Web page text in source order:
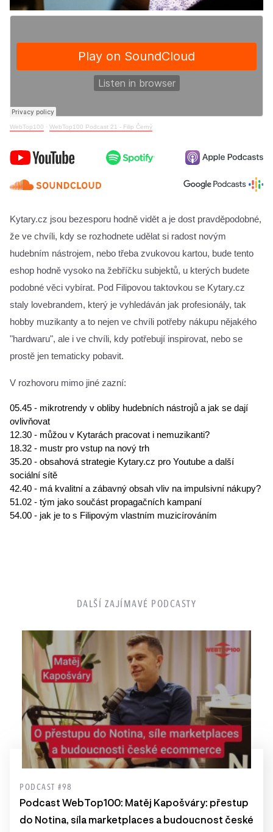
WebTop100 · WebTop100 Podcast 21 - Filip Černý
Kytary.cz jsou bezesporu hodně vidět a je dost pravděpodobné,
že ve chvíli, kdy se rozhodnete udělat si radost novým
hudebním nástrojem, nebo třeba zvukovou kartou, bude tento
eshop hodně vysoko na žebříčku subjektů, u kterých budete
podobné věci vybírat. Pod Filipovou taktovkou se Kytary.cz
staly lovebrandem, který je vyhledáván jak profesionály, tak
hobby muzikanty a to nejen ve chvíli potřeby nákupu nějakého
"hardwaru", ale i ve chvíli, kdy potřebují inspirovat, nebo se
prostě jen tematicky pobavit.
V rozhovoru mimo jiné zazní:
05.45 - mikrotrendy v obliby hudebních nástrojů a jak se dají
ovlivňovat
12.30 - můžou v Kytarách pracovat i nemuzikanti?
18.32 - mustr pro vstup na nový trh
35.20 - obsahová strategie Kytary.cz pro Youtube a další
sociální sítě
42.40 - má kvalitní a zábavný obsah vliv na impulsivní nákupy?
51.02 - tým jako součást propagačních kampaní
54.00 - jak je to s Filipovým vlastním muzicírováním
DALŠÍ ZAJÍMAVÉ PODCASTY
PODCAST #98
Podcast WebTop100: Matěj Kapošváry: přestup
do Notina, síla marketplaces a budoucnost české